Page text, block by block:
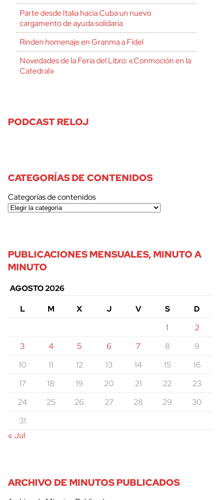
Parte desde Italia hacia Cuba un nuevo
cargamento de ayuda solidaria
Rinden homenaje en Granma a Fidel
Novedades de la Feria del Libro: «Conmoción en la
Catedral»
PODCAST RELOJ
CATEGORÍAS DE CONTENIDOS
Categorías de contenidos
PUBLICACIONES MENSUALES, MINUTO A
MINUTO
AGOSTO 2026
L
M X J V S
D
1
2
3
4 5 6 7 8
9
10
11 12 13 14 15
16
17
18 19 20 21 22
23
24
25 26 27 28 29
30
31
« Jul
ARCHIVO DE MINUTOS PUBLICADOS